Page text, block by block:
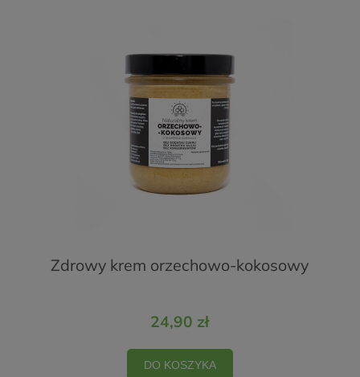
Zdrowy krem orzechowo-kokosowy
24,90 zł
DO KOSZYKA